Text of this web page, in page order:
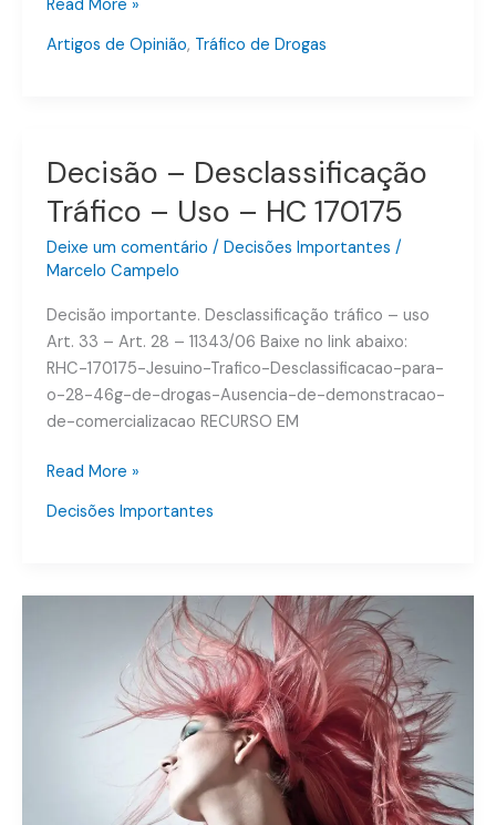
Read More »
Artigos de Opinião, Tráfico de Drogas
Decisão – Desclassificação
Tráfico – Uso – HC 170175
Deixe um comentário / Decisões Importantes /
Marcelo Campelo
Decisão importante. Desclassificação tráfico – uso
Art. 33 – Art. 28 – 11343/06 Baixe no link abaixo:
RHC-170175-Jesuino-Trafico-Desclassificacao-para-
o-28-46g-de-drogas-Ausencia-de-demonstracao-
de-comercializacao RECURSO EM
Decisão
Desclassificação
Tráfico
–
–
HC
170175
Read More »
Decisões Importantes
Importunação
Sexual